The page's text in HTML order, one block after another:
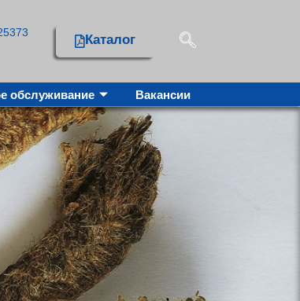
Каталог
обслуживание Вакансии